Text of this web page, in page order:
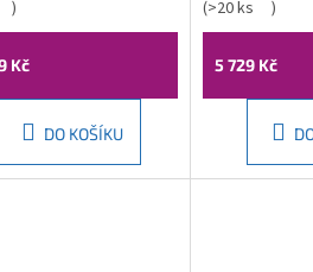
lesklá,
)
Kč
DO KOŠÍKU
cm, černá
25231271D
(>20 ks )
5 729 Kč